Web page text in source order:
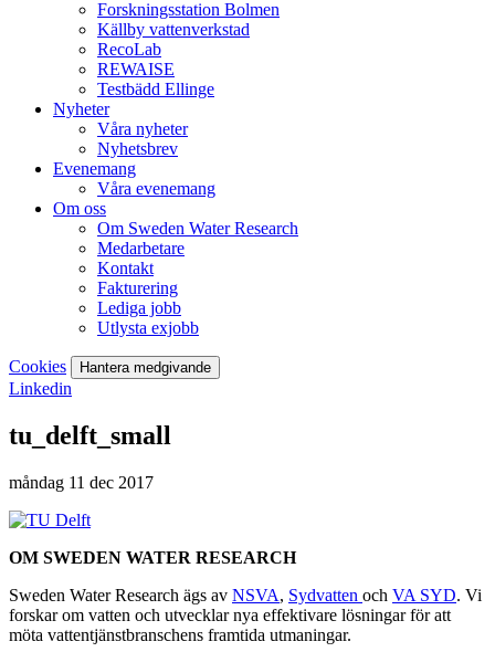
Forskningsstation Bolmen
Källby vattenverkstad
RecoLab
REWAISE
Testbädd Ellinge
Nyheter
Våra nyheter
Nyhetsbrev
Evenemang
Våra evenemang
Om oss
Om Sweden Water Research
Medarbetare
Kontakt
Fakturering
Lediga jobb
Utlysta exjobb
Cookies Hantera medgivande
Linkedin
tu_delft_small
måndag 11 dec 2017
OM SWEDEN WATER RESEARCH
Sweden Water Research ägs av NSVA, Sydvatten och VA SYD. Vi
forskar om vatten och utvecklar nya effektivare lösningar för att
möta vattentjänstbranschens framtida utmaningar.